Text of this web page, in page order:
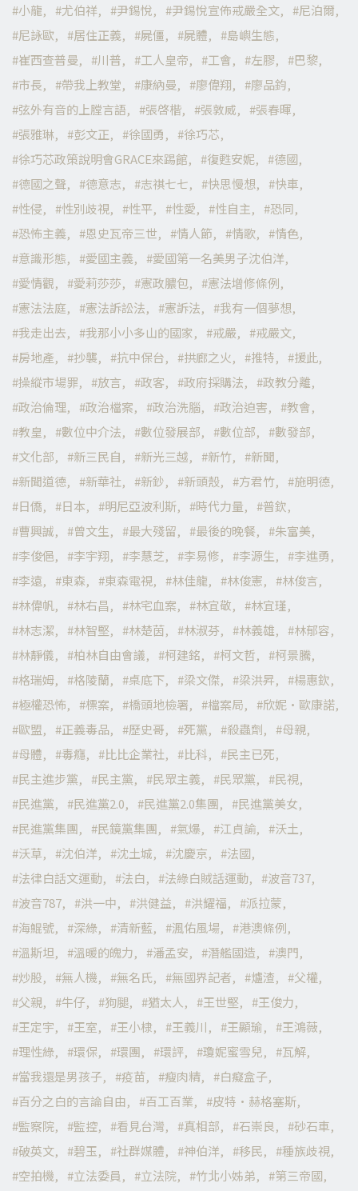
小龍 尤伯祥 尹錫悅 尹錫悅宣佈戒嚴全文
尼泊爾
尼詠歐
居住正義 屍僵 屍體
島嶼生態
崔西查普曼
川普 工人皇帝 工會 左膠
巴黎
市長
帶我上教堂 康納曼 廖偉翔
廖品鈞
弦外有音的上膛言語
張啓楷 張敦威
張春暉
張雅琳
彭文正 徐國勇
徐巧芯
徐巧芯政策說明會GRACE來踢館
復甦安妮
德國
德國之聲
德意志 志祺七七 快思慢想
快車
性侵
性別歧視 性平 性愛 性自主
恐同
恐怖主義
恩史瓦帝三世 情人節 情歌
情色
意識形態
愛國主義
愛國第一名美男子沈伯洋
愛情觀
愛莉莎莎 憲政膿包
憲法增修條例
憲法法庭
憲法訴訟法 憲訴法
我有一個夢想
我走出去
我那小小多山的國家 戒嚴
戒嚴文
房地產
抄襲 抗中保台 拱廊之火 推特
援此
操縱市場罪
放言 政客 政府採購法
政教分離
政治倫理
政治檔案 政治洗腦 政治迫害
教會
教皇
數位中介法 數位發展部 數位部
數發部
文化部
新三民自 新光三越 新竹
新聞
新聞道德
新華社 新鈔 新頭殼 方君竹
施明德
日僑
日本 明尼亞波利斯 時代力量
普欽
曹興誠
曾文生 最大殘留 最後的晚餐
朱富美
李俊俋
李宇翔 李慧芝 李易修 李源生
李進勇
李遠
東森 東森電視 林佳龍 林俊憲
林俊言
林偉帆
林右昌 林宅血案 林宜敬
林宜瑾
林志潔
林智堅 林楚茵 林淑芬 林義雄
林郁容
林靜儀
柏林自由會議 柯建銘 柯文哲
柯景騰
格瑞姆
格陵蘭 桌底下 梁文傑 梁洪昇
楊惠欽
極權恐怖
標案 橋頭地檢署 檔案局
欣妮·歐康諾
歐盟
正義毒品 歷史哥 死黨 殺蟲劑
母親
母體
毒癮 比比企業社 比科
民主已死
民主進步黨
民主黨 民眾主義 民眾黨
民視
民進黨
民進黨2.0 民進黨2.0集團
民進黨美女
民進黨集團
民鏡黨集團 氣爆 江貞諭
沃土
沃草
沈伯洋 沈土城 沈慶京
法國
法律白話文運動
法白 法綠白賊話運動
波音737
波音787
洪一中 洪健益 洪耀福
派拉蒙
海鯤號
深綠 清新藍 渢佑風場
港澳條例
溫斯坦
溫暖的魄力 潘孟安 潛艦國造
澳門
炒股
無人機 無名氏 無國界記者 爐渣
父權
父親
牛仔 狗腿 猶太人 王世堅
王俊力
王定宇
王室 王小棣 王義川 王顯瑜
王鴻薇
理性綠
環保 環團 環評 瓊妮蜜雪兒
瓦解
當我還是男孩子
疫苗 瘦肉精
白癡盒子
百分之白的言論自由
百工百業
皮特·赫格塞斯
監察院
監控 看見台灣 真相部 石崇良
砂石車
破英文
碧玉 社群媒體 神伯洋 移民
種族歧視
空拍機
立法委員 立法院 竹北小姊弟
第三帝國